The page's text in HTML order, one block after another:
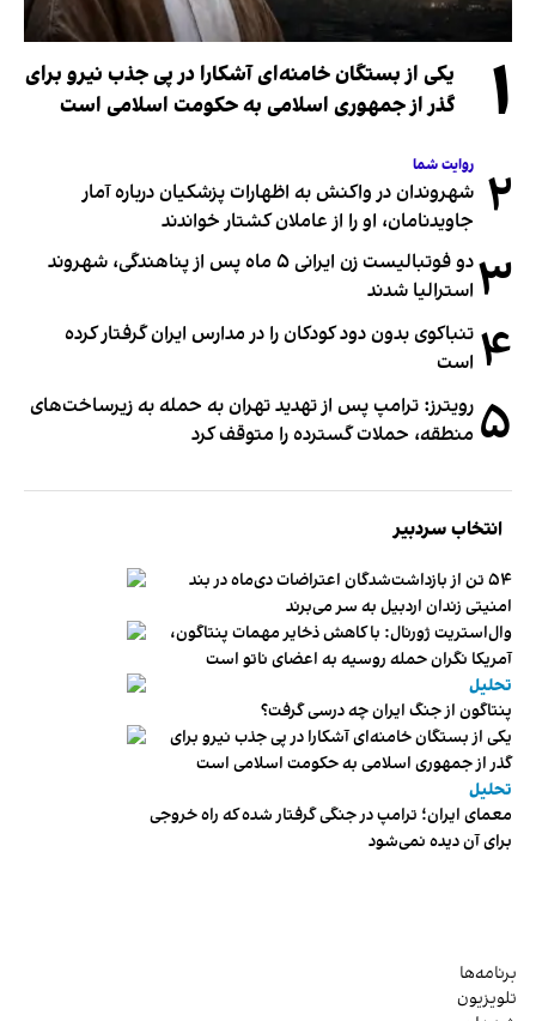
۱
یکی از بستگان خامنه‌ای آشکارا در پی جذب نیرو برای
گذر از جمهوری اسلامی به حکومت اسلامی است
۲ روایت شما
شهروندان در واکنش به اظهارات پزشکیان درباره آمار
جاویدنامان، او را از عاملان کشتار خواندند
۳
دو فوتبالیست زن ایرانی ۵ ماه پس از پناهندگی، شهروند
استرالیا شدند
۴ تنباکوی بدون دود کودکان را در مدارس ایران گرفتار کرده
است
۵ رویترز: ترامپ پس از تهدید تهران به حمله به زیرساخت‌های
منطقه، حملات گسترده را متوقف کرد
انتخاب سردبیر
۵۴ تن از بازداشت‌شدگان اعتراضات دی‌ماه در بند
امنیتی زندان اردبیل به سر می‌برند
وال‌استریت ژورنال: با کاهش ذخایر مهمات پنتاگون،
آمریکا نگران حمله روسیه به اعضای ناتو‌ است
تحلیل
پنتاگون از جنگ ایران چه درسی گرفت؟
یکی از بستگان خامنه‌ای آشکارا در پی جذب نیرو برای
گذر از جمهوری اسلامی به حکومت اسلامی است
تحلیل
معمای ایران؛ ترامپ در جنگی گرفتار شده که راه خروجی
برای آن دیده نمی‌شود
برنامه‌ها
تلویزیون